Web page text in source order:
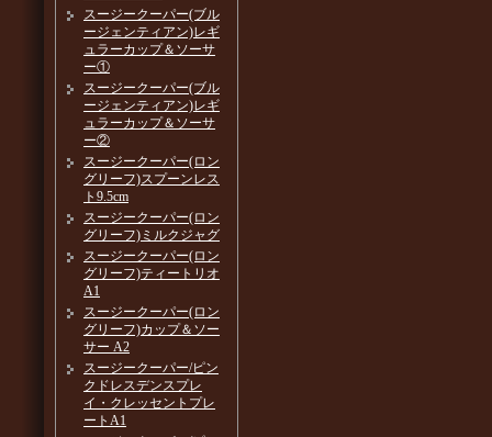
スージークーパー(ブル
ージェンティアン)レギ
ュラーカップ＆ソーサ
ー①
スージークーパー(ブル
ージェンティアン)レギ
ュラーカップ＆ソーサ
ー②
スージークーパー(ロン
グリーフ)スプーンレス
ト9.5cm
スージークーパー(ロン
グリーフ)ミルクジャグ
スージークーパー(ロン
グリーフ)ティートリオ
A1
スージークーパー(ロン
グリーフ)カップ＆ソー
サー A2
スージークーパー/ピン
クドレスデンスプレ
イ・クレッセントプレ
ートA1